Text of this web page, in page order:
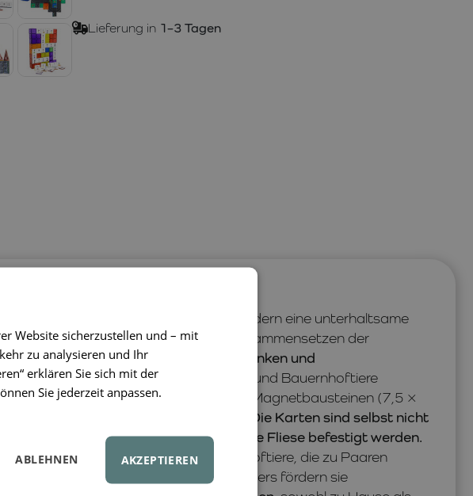
Lieferung in 1–3 Tagen
mit Tiermotiven als Puzzle
bieten Kindern eine unterhaltsame
Entdecken und Lernen. Beim Zusammensetzen der
KinderFeinmotorik, logisches Denken und
und lernen gleichzeitig Safari- und Bauernhoftiere
sind kompatibel mit standardmäßigen Magnetbausteinen (7,5 ×
Die Karten sind selbst nicht
zur Nutzung auf eine magnetische Fliese befestigt werden.
Teile – 20 Safari-Tiere und 20 Bauernhoftiere, die zu Paaren
werden. Dank ihres interaktiven Charakters fördern sie
Website sicherzustellen und – mit
zu analysieren und Ihr
erklären Sie sich mit der
Sie jederzeit anpassen.
AKZEPTIEREN
ABLEHNEN